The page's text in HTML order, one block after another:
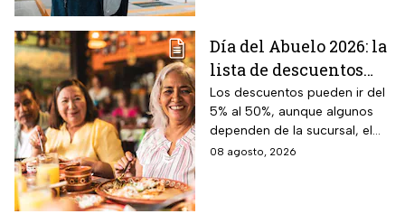
Día del Abuelo 2026: la
lista de descuentos
con tu credencial
INAPAM en
restaurantes,
transporte y tiendas
Los descuentos pueden ir del
5% al 50%, aunque algunos
dependen de la sucursal, el
servicio y los lugares
08 agosto, 2026